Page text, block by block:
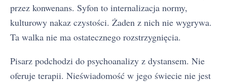
przez konwenans. Syfon to internalizacja normy,
kulturowy nakaz czystości. Żaden z nich nie wygrywa.
Ta walka nie ma ostatecznego rozstrzygnięcia.
Pisarz podchodzi do psychoanalizy z dystansem. Nie
oferuje terapii. Nieświadomość w jego świecie nie jest